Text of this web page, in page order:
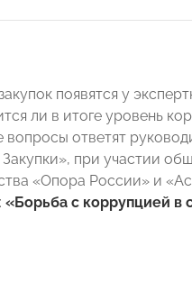
появятся у
ли в итоге уровень
вопросы ответят
при участии
«Опора России» и
«Борьба с коррупцией в